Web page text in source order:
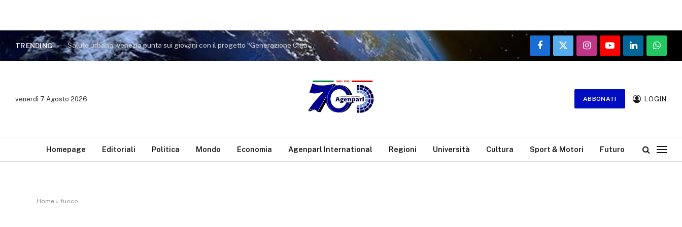
TRENDING Salute urbana: Venezia punta sui giovani con il progetto “Generazione Città Sane
Facebook
X
(Twitter)
InstagramYouTubeLinkedIn
venerdì 7 Agosto 2026 ABBONATI LOGIN
Homepage Editoriali Politica Mondo Economia Agenparl International Regioni Università Cultura Sport & Motori Futuro
Home » fuoco